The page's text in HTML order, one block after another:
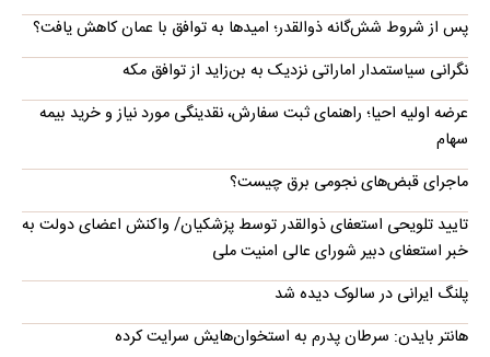
پس از شروط شش‌گانه ذوالقدر؛ امیدها به توافق با عمان کاهش یافت؟
نگرانی سیاستمدار اماراتی نزدیک به بن‌زاید از توافق مکه
عرضه اولیه احیا؛ راهنمای ثبت سفارش، نقدینگی مورد نیاز و خرید بیمه
سهام
ماجرای قبض‌های نجومی برق چیست؟
تایید تلویحی استعفای ذوالقدر توسط پزشکیان/ واکنش اعضای دولت به
خبر استعفای دبیر شورای عالی امنیت ملی
پلنگ ایرانی در سالوک دیده شد
هانتر بایدن: سرطان پدرم به استخوان‌هایش سرایت کرده